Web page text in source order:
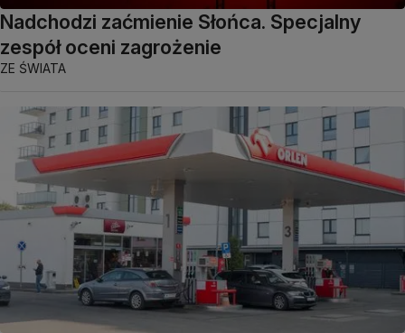
Nadchodzi zaćmienie Słońca. Specjalny
zespół oceni zagrożenie
ZE ŚWIATA